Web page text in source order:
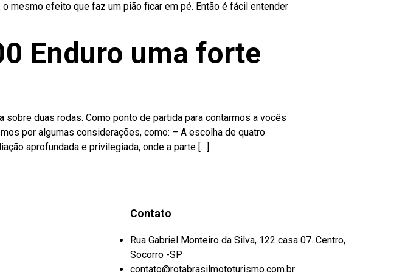
mesmo efeito que faz um pião ficar em pé. Então é fácil entender
Enduro uma forte
duas rodas. Como ponto de partida para contarmos a vocês
por algumas considerações, como: – A escolha de quatro
aprofundada e privilegiada, onde a parte […]
Contato
Rua Gabriel Monteiro da Silva, 122 casa 07. Centro,
Socorro -SP
contato@rotabrasilmototurismo.com.br